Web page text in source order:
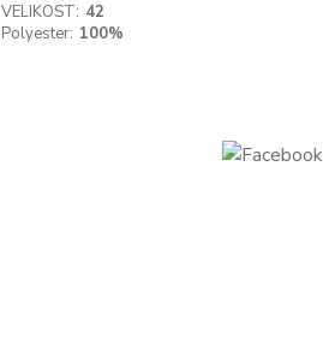
VELIKOST: 42
Polyester: 100%